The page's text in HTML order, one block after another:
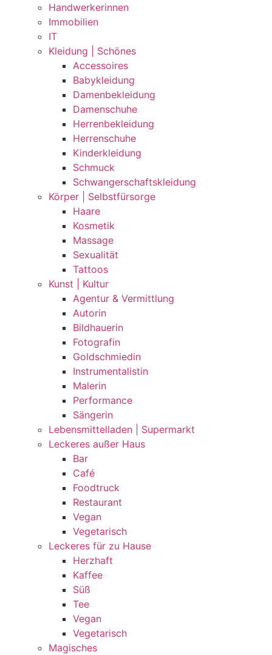
Handwerkerinnen
Immobilien
IT
Kleidung | Schönes
Accessoires
Babykleidung
Damenbekleidung
Damenschuhe
Herrenbekleidung
Herrenschuhe
Kinderkleidung
Schmuck
Schwangerschaftskleidung
Körper | Selbstfürsorge
Haare
Kosmetik
Massage
Sexualität
Tattoos
Kunst | Kultur
Agentur & Vermittlung
Autorin
Bildhauerin
Fotografin
Goldschmiedin
Instrumentalistin
Malerin
Performance
Sängerin
Lebensmittelladen | Supermarkt
Leckeres außer Haus
Bar
Café
Foodtruck
Restaurant
Vegan
Vegetarisch
Leckeres für zu Hause
Herzhaft
Kaffee
Süß
Tee
Vegan
Vegetarisch
Magisches